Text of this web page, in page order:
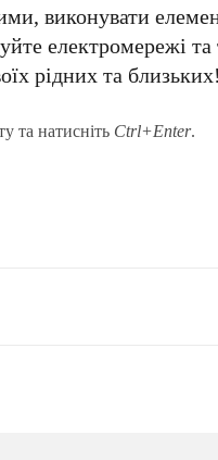
виконувати
електромережі
рідних та близьких!
та натисніть Ctrl+Enter.